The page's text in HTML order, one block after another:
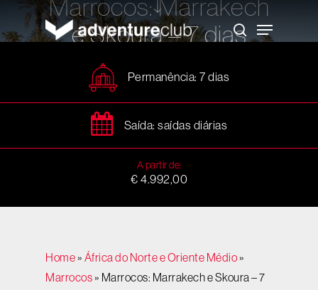
content
search
Menu
Marrocos: Marrakech
e Skoura – 7 dias
Permanência: 7 dias
Saída: saídas diárias
A partir de:
€ 4.992,00
Home» África do Norte e Oriente Médio»
Marrocos» Marrocos: Marrakech e Skoura – 7